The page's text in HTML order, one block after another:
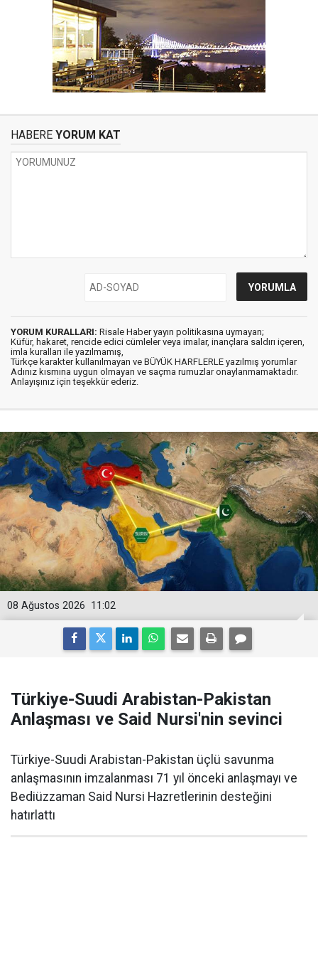
HABERE YORUM KAT
YORUM KURALLARI: Risale Haber yayın politikasına uymayan;
Küfür, hakaret, rencide edici cümleler veya imalar, inançlara saldırı içeren,
imla kuralları ile yazılmamış,
Türkçe karakter kullanılmayan ve BÜYÜK HARFLERLE yazılmış yorumlar
Adınız kısmına uygun olmayan ve saçma rumuzlar onaylanmamaktadır.
Anlayışınız için teşekkür ederiz.
11:02
08 Ağustos 2026
Türkiye-Suudi Arabistan-Pakistan
Anlaşması ve Said Nursi'nin sevinci
Türkiye-Suudi Arabistan-Pakistan üçlü savunma
anlaşmasının imzalanması 71 yıl önceki anlaşmayı ve
Bediüzzaman Said Nursi Hazretlerinin desteğini
hatırlattı